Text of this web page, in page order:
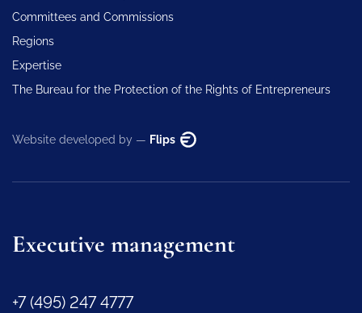
Committees and Commissions
Regions
Expertise
The Bureau for the Protection of the Rights of Entrepreneurs
Website developed by — Flips
Executive management
+7 (495) 247 4777